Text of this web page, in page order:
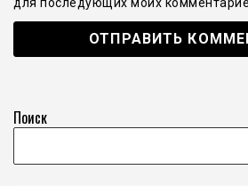
для последующих моих
Поиск